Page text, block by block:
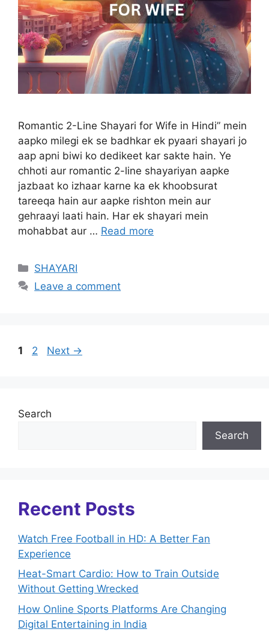
Romantic 2-Line Shayari for Wife in Hindi” mein
aapko milegi ek se badhkar ek pyaari shayari jo
aap apni biwi ko dedikeet kar sakte hain. Ye
chhoti aur romantic 2-line shayariyan aapke
jazbaat ko izhaar karne ka ek khoobsurat
tareeqa hain aur aapke rishton mein aur
gehraayi laati hain. Har ek shayari mein
mohabbat aur … Read more
Categories
SHAYARI
Leave a comment
Page
1 Page
2 Next →
Search
Search
Recent Posts
Watch Free Football in HD: A Better Fan
Experience
Heat-Smart Cardio: How to Train Outside
Without Getting Wrecked
How Online Sports Platforms Are Changing
Digital Entertaining in India